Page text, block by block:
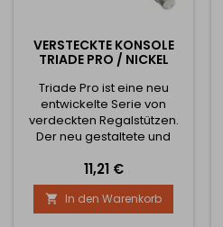
VERSTECKTE KONSOLE
TRIADE PRO / NICKEL
Triade Pro ist eine neu
entwickelte Serie von
verdeckten Regalstützen.
Der neu gestaltete und
Triade Pro zeichnet sich
durch seine hohe
Belastbarkeit und seine
stufenlose Verstellbarkeit
Preis
11,21 €
 In den Warenkorb